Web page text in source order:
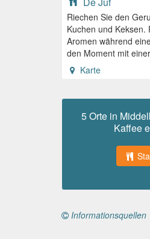
Riechen Sie den
Kuchen und Keksen.
Aromen während
den Moment mit
Karte
5 Orte in
Kaffee
Informationsquellen